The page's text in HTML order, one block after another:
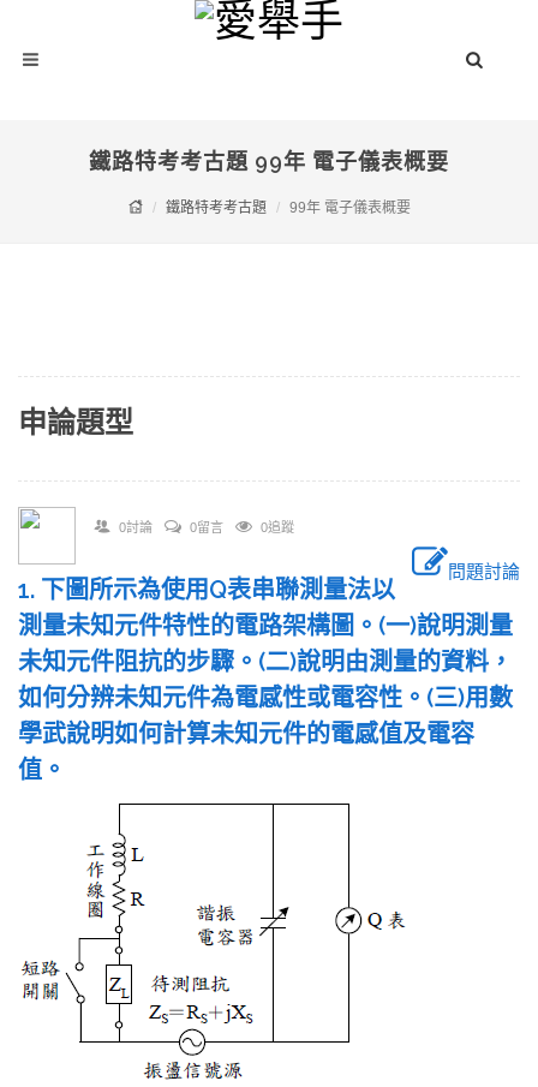
鐵路特考考古題 99年 電子儀表概要
鐵路特考考古題 99年 電子儀表概要
申論題型
0討論 0留言 0追蹤
問題討論
1. 下圖所示為使用Q表串聯測量法以
測量未知元件特性的電路架構圖。(一)說明測量
未知元件阻抗的步驟。(二)說明由測量的資料，
如何分辨未知元件為電感性或電容性。(三)用數
學武說明如何計算未知元件的電感值及電容
值。